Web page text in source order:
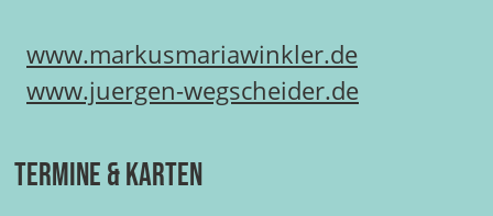
www.markusmariawinkler.de
www.juergen-wegscheider.de
Termine & Karten